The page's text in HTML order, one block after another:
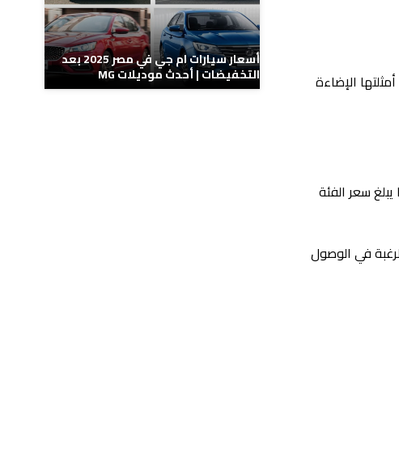
الإضاءة
2 مليون و550 ألف جنيه مصري، بينما يبلغ سعر الفئة
والمواصفات، وعند الرغبة في الوصول
أسعار سيارات ام جي في مصر 2025 بعد
التخفيضات | أحدث موديلات MG